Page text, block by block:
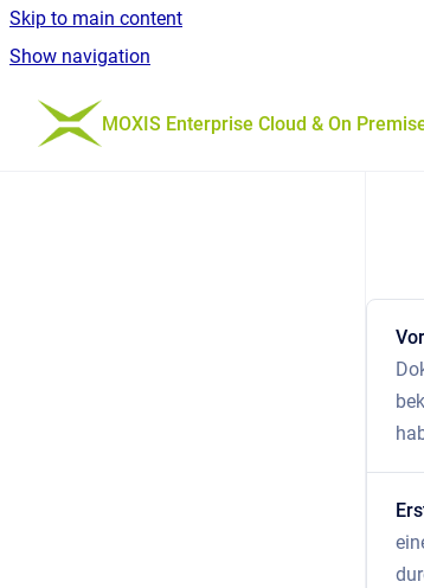
Skip to main content
Show navigation
Go to homepage
MOXIS Enterprise Cloud & On